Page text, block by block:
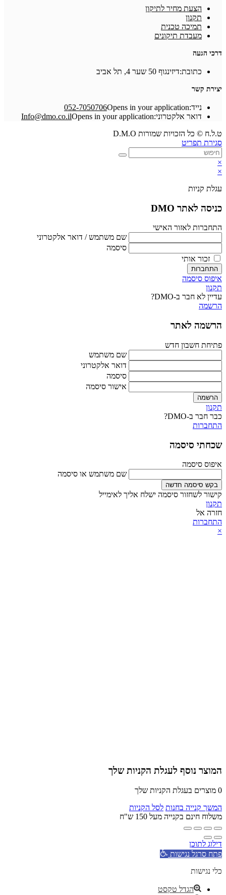
הצעת מחיר לתיקון
תקנון
תמיכה טכנית
מעבדת תיקונים
דרכי הגעה
כתובת:דיזינגוף 50 שער 4, תל אביב
יצירת קשר
נייד: 052-7050706Opens in your application
דואר אלקטרוני:
Info@dmo.co.ilOpens in your application
ט.ל.ח © כל הזכויות שמורות D.M.O
סגירת תפריט
×
×
עגלת קניות
כניסה לאתר DMO
התחברות לאזור האישי
שם משתמש / דואר אלקטרוני
סיסמה
זכור אותי
התחברות
איפוס סיסמה
תקנון
עדיין לא חבר ב-DMO?
הרשמה
הרשמה לאתר
פתיחת חשבון חדש
שם משתמש
דואר אלקטרוני
סיסמה
אישור סיסמה
הרשמה
תקנון
כבר חבר ב-DMO?
התחברות
שכחתי סיסמה
איפוס סיסמה
שם משתמש או סיסמה
בקש סיסמה חדשה
קישור לשחזור סיסמה ישלח אליך לאימייל
תקנון
חזרה אל
התחברות
×
המוצר נוסף לעגלת הקניות שלך
0 מוצרים בעגלת הקניות שלך
המשך קנייה בחנות לסל הקניות
משלוח חינם בקנייה מעל 150 ש"ח
דילוג לתוכן
פתח סרגל נגישות
כלי נגישות
הגדל טקסט